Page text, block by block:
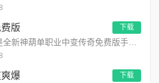
版 下载
爆 下载